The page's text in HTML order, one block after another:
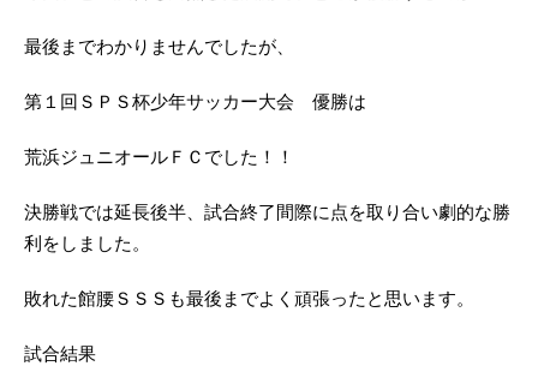
最後までわかりませんでしたが、
第１回ＳＰＳ杯少年サッカー大会 優勝は
荒浜ジュニオールＦＣでした！！
決勝戦では延長後半、試合終了間際に点を取り合い劇的な勝
利をしました。
敗れた館腰ＳＳＳも最後までよく頑張ったと思います。
試合結果